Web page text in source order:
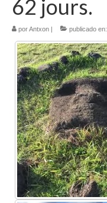
Zarzuela
Buceo
UNED
De actualidad
Euskaldunak gara
Las sevillanas y yo
Viaje
Canarias
62 jours.
porAntxon | publicado en: